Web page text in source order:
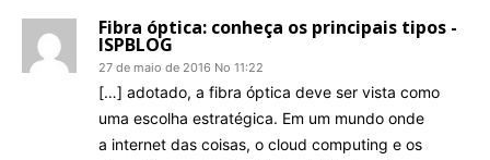
Fibra óptica: conheça os principais tipos -
ISPBLOG
27 de maio de 2016 No 11:22
[…] adotado, a fibra óptica deve ser vista como
uma escolha estratégica. Em um mundo onde
a internet das coisas, o cloud computing e os